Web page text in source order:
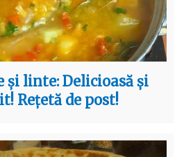
și linte: Delicioasă și
Rețetă de post!